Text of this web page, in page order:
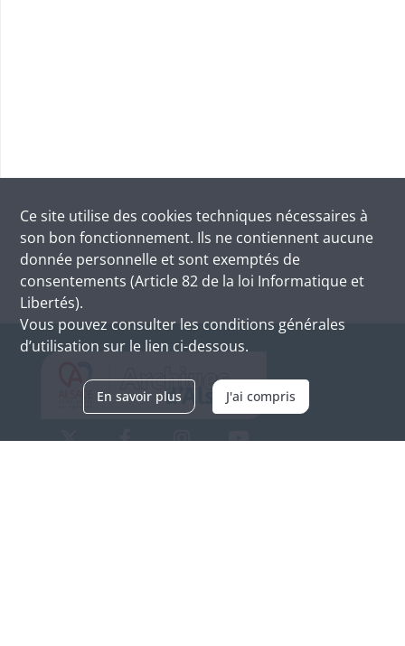
Ce site utilise des cookies techniques nécessaires à
son bon fonctionnement. Ils ne contiennent aucune
donnée personnelle et sont exemptés de
consentements (Article 82 de la loi Informatique et
Libertés).
Vous pouvez consulter les conditions générales
d’utilisation sur le lien ci-dessous.
En savoir plus J'ai compris